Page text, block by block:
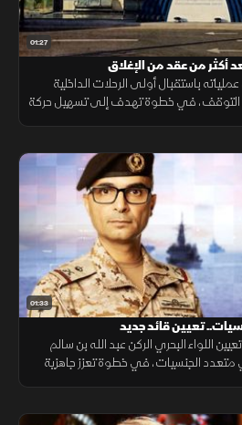
01:27
أكثر من عقد من الإغلاق
باستقبال أولى الرحلات الداخلية
التوقف، في خطوة تهدف إلى تسهيل حركة
01:33
تعيين قائد جديد
اللواء البحري الركن عبد الله بن سالم
متعدد الجنسيات، في خطوة تعزز جاهزية